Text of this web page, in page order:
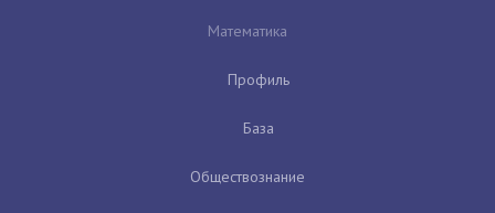
Математика
Профиль
База
Обществознание